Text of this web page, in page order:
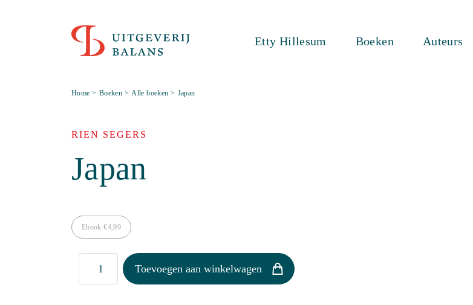
Etty Hillesum Boeken Auteurs
Home > Boeken > Alle boeken > Japan
RIEN SEGERS
Japan
Ebook€4,99
Toevoegen aan winkelwagen